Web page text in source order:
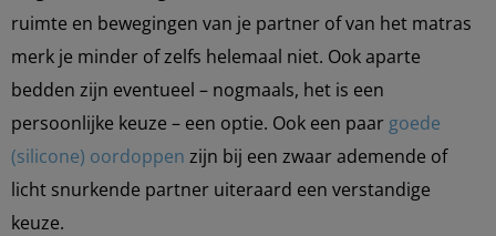
ruimte en bewegingen van je partner of van het matras
merk je minder of zelfs helemaal niet. Ook aparte
bedden zijn eventueel – nogmaals, het is een
persoonlijke keuze – een optie. Ook een paar goede
(silicone) oordoppen zijn bij een zwaar ademende of
licht snurkende partner uiteraard een verstandige
keuze.